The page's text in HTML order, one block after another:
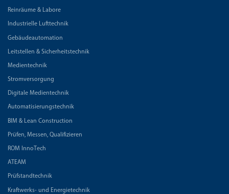
Reinräume & Labore
Industrielle Lufttechnik
Gebäudeautomation
Leitstellen & Sicherheitstechnik
Medientechnik
Stromversorgung
Digitale Medientechnik
Automatisierungstechnik
BIM & Lean Construction
Prüfen, Messen, Qualifizieren
ROM InnoTech
ATEAM
Prüfstandtechnik
Kraftwerks- und Energietechnik